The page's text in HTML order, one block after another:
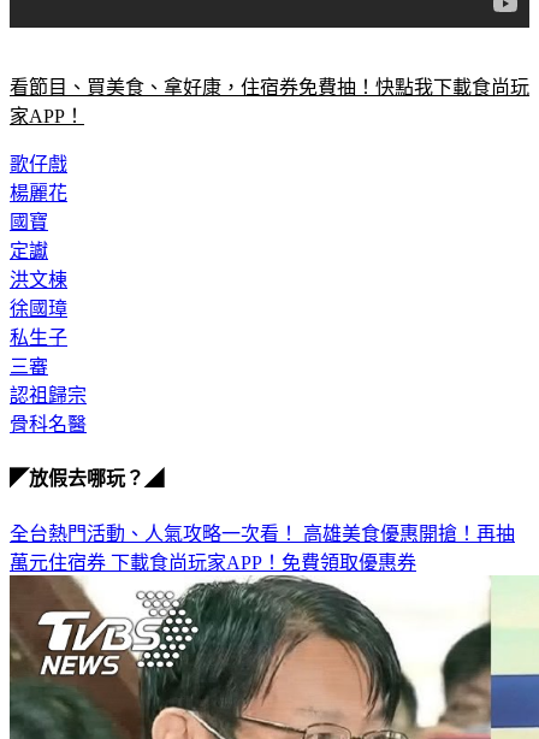
看節目、買美食、拿好康，住宿券免費抽！快點我下載食尚玩
歌仔戲
楊麗花
國寶
定讞
洪文棟
徐國璋
私生子
三審
認祖歸宗
全台熱門活動、人氣攻略一次看！高雄美食優惠開搶！再抽
萬元住宿券
下載食尚玩家APP！免費領取優惠券